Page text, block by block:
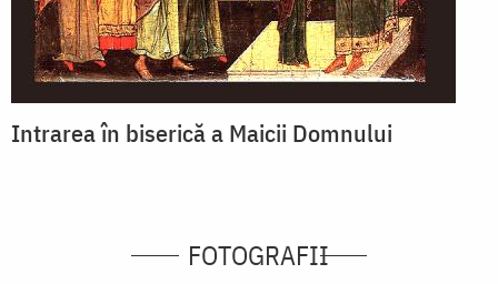
Intrarea în biserică a Maicii Domnului
FOTOGRAFII